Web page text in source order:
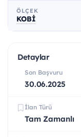
ÖLÇEK
KOBİ
Detaylar
Son Başvuru
30.06.2025
İlan Türü
Tam Zamanlı